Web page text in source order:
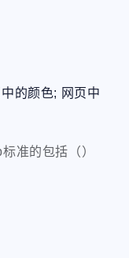
的颜色; 网页中
准的包括（）